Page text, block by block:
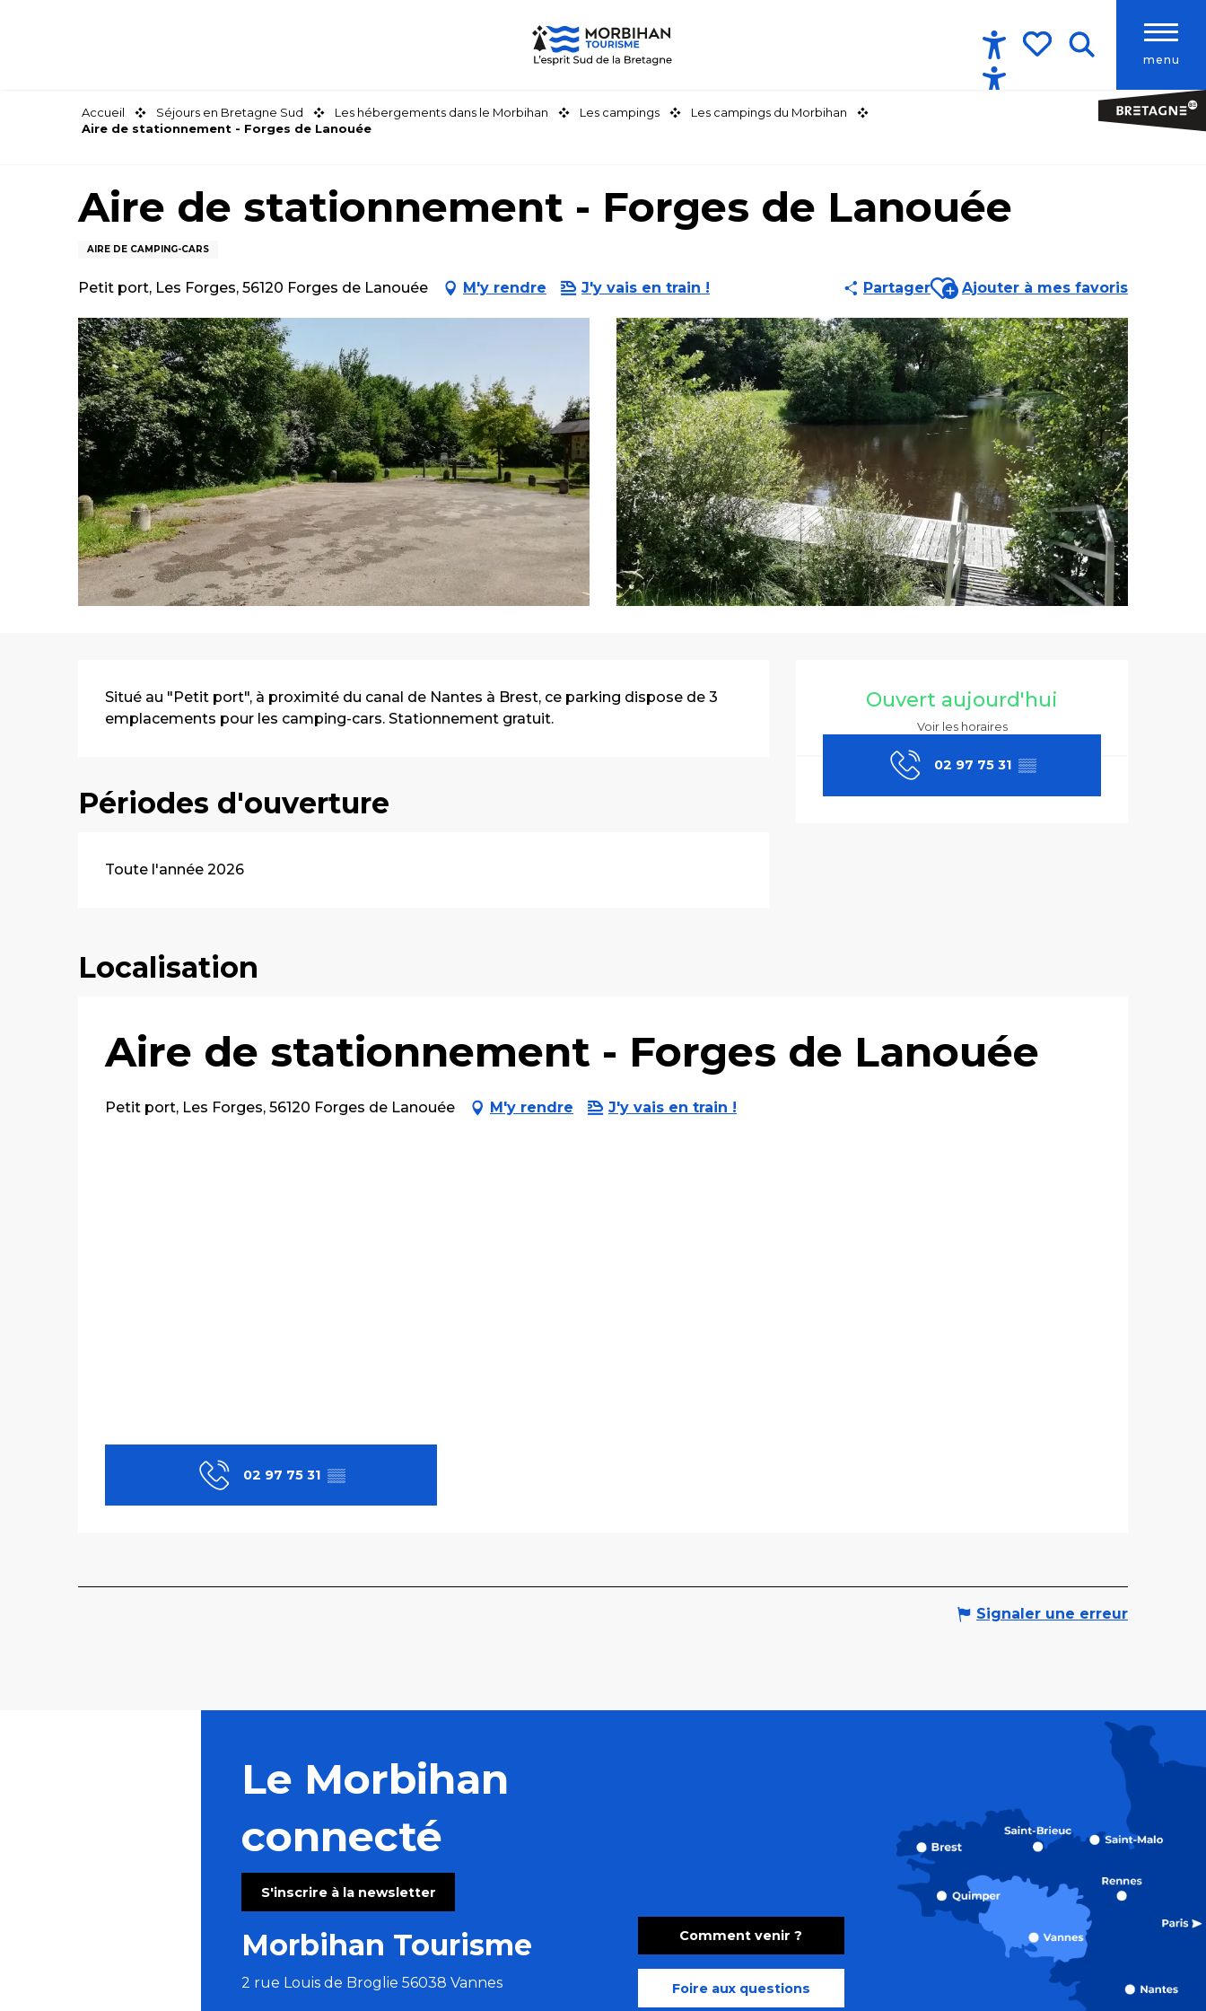
menu
Accessibilité
Accueil Séjours en Bretagne Sud Les hébergements dans le Morbihan Les campings
Les campings du Morbihan
Aire de stationnement - Forges de Lanouée
Aire de stationnement - Forges de Lanouée
AIRE DE CAMPING-CARS
Petit port, Les Forges, 56120 Forges de Lanouée M'y rendre J'y vais en train ! PartagerAjouter aux favoris
Ajouter à mes favoris
Ouverture et
Ouvert aujourd'hui
Voir les horaires
02 97 75 31 ▒▒
Description
Situé au "Petit port", à proximité du canal de Nantes à Brest, ce parking dispose de 3
emplacements pour les camping-cars. Stationnement gratuit.
Périodes d'ouverture
Toute l'année 2026
Localisation
Aire de stationnement - Forges de Lanouée
Petit port, Les Forges, 56120 Forges de Lanouée M'y rendre J'y vais en train !
02 97 75 31 ▒▒
Signaler une erreur
Le Morbihan
connecté
S'inscrire à la newsletter
Morbihan Tourisme
2 rue Louis de Broglie 56038 Vannes
Comment venir ?
Foire aux questions